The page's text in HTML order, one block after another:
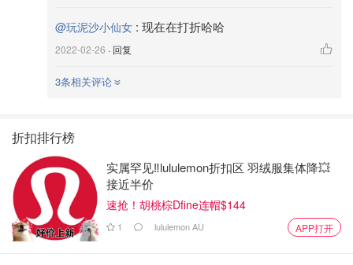
@玩泥沙小仙女 : 现在在打折哈哈
2022-02-26 · 回复
3条相关评论
折扣排行榜
实属罕见‼️lululemon折扣区 羽绒服集体降💥
接近半价
速抢！胡桃棕Dfine连帽$144
1 lululemon AU APP打开